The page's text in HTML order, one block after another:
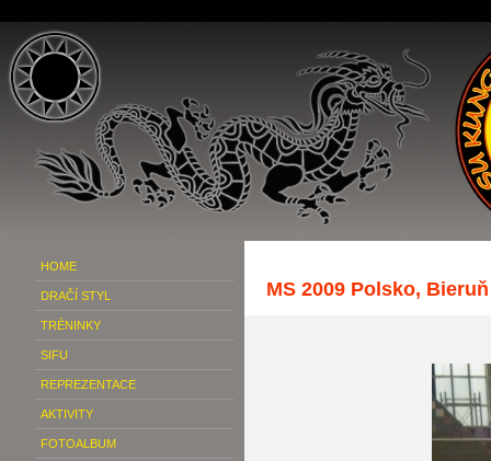
HOME
DRAČÍ STYL
TRÉNINKY
SIFU
REPREZENTACE
AKTIVITY
FOTOALBUM
MS 2009 Polsko, Bieruň